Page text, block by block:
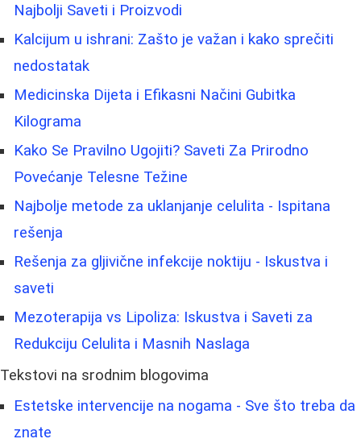
Najbolji Saveti i Proizvodi
Kalcijum u ishrani: Zašto je važan i kako sprečiti
nedostatak
Medicinska Dijeta i Efikasni Načini Gubitka
Kilograma
Kako Se Pravilno Ugojiti? Saveti Za Prirodno
Povećanje Telesne Težine
Najbolje metode za uklanjanje celulita - Ispitana
rešenja
Rešenja za gljivične infekcije noktiju - Iskustva i
saveti
Mezoterapija vs Lipoliza: Iskustva i Saveti za
Redukciju Celulita i Masnih Naslaga
Tekstovi na srodnim blogovima
Estetske intervencije na nogama - Sve što treba da
znate